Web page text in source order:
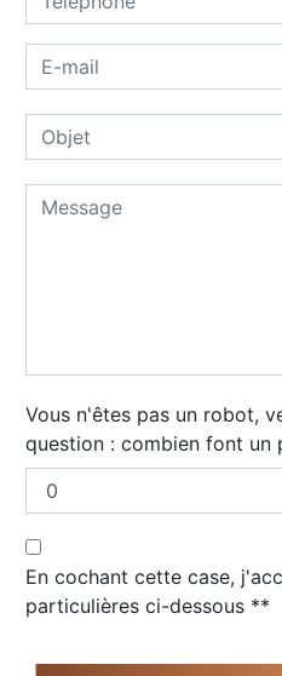
Vous n'êtes pas un robot,
question : combien font un
En cochant cette case,
particulières ci-dessous **